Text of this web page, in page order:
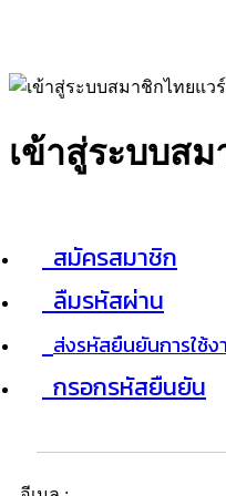
เข้าสู่ระบบส
สมัครสมาชิก
ลืมรหัสผ่าน
ส่งรหัสยืนยันการใช้ง
กรอกรหัสยืนยัน